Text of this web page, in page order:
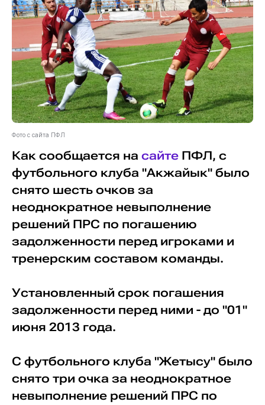
Фото с сайта ПФЛ
Как сообщается на сайтеПФЛ, с
футбольного клуба "Акжайык" было
снято шесть очков за
неоднократное невыполнение
решений ПРС по погашению
задолженности перед игроками и
тренерским составом команды.
Установленный срок погашения
задолженности перед ними - до "01"
июня 2013 года.
С футбольного клуба "Жетысу" было
снято три очка за неоднократное
невыполнение решений ПРС по